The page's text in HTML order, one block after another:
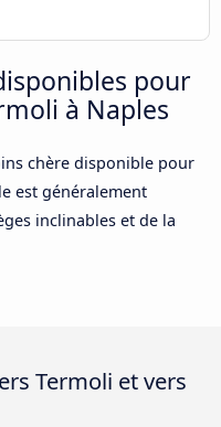
pour
à Naples
chère disponible pour
est généralement
inclinables et de la
Termoli et vers